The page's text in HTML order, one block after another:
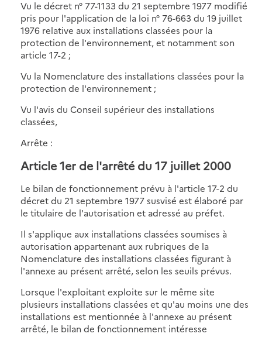
Vu le décret n° 77-1133 du 21 septembre 1977 modifié
pris pour l'application de la loi n° 76-663 du 19 juillet
1976 relative aux installations classées pour la
protection de l'environnement, et notamment son
article 17-2 ;
Vu la Nomenclature des installations classées pour la
protection de l'environnement ;
Vu l'avis du Conseil supérieur des installations
classées,
Arrête :
Article 1er de l'arrêté du 17 juillet 2000
Le bilan de fonctionnement prévu à l'article 17-2 du
décret du 21 septembre 1977 susvisé est élaboré par
le titulaire de l'autorisation et adressé au préfet.
Il s'applique aux installations classées soumises à
autorisation appartenant aux rubriques de la
Nomenclature des installations classées figurant à
l'annexe au présent arrêté, selon les seuils prévus.
Lorsque l'exploitant exploite sur le même site
plusieurs installations classées et qu'au moins une des
installations est mentionnée à l'annexe au présent
arrêté, le bilan de fonctionnement intéresse